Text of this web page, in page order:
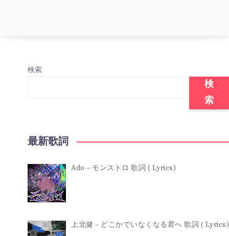
検索
検
索
最新歌詞
Ado – モンストロ 歌詞 ( Lyrics)
上北健 – どこかでいなくなる君へ 歌詞 ( Lyrics)